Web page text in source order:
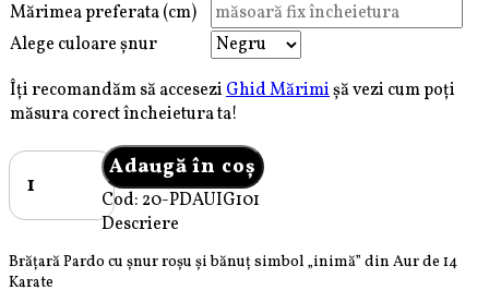
Mărimea preferata (cm)
Alege culoare șnur
Îți recomandăm să acceseziGhid Mărimișă vezi cum poți
măsura corect încheietura ta!
Cantitate
Brățară
Pardo
șnur
roșu
Adaugă în coș
Cod: 20-PDAUIG101
Descriere
Brățară Pardo cu șnur roșu și bănuț simbol „inimă” din Aur de 14
Karate